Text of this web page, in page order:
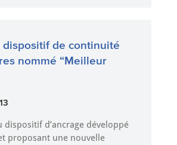
dispositif de continuité
nommé “Meilleur
dispositif d’ancrage développé
proposant une nouvelle